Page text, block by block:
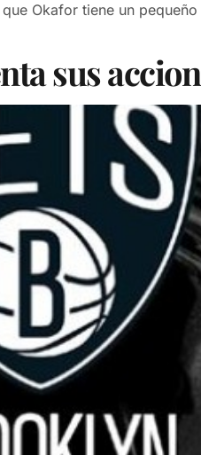
Okafor tiene un pequeño
sus